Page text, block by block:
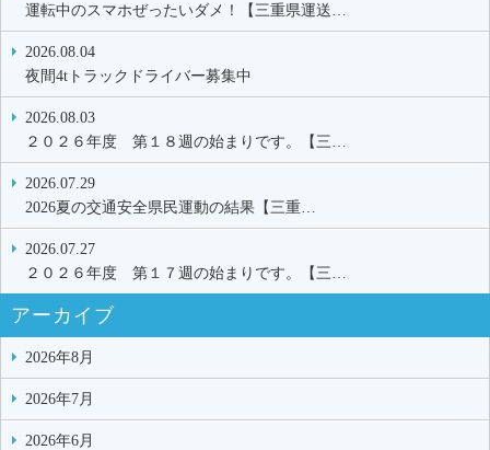
運転中のスマホぜったいダメ！【三重県運送…
2026.08.04
夜間4tトラックドライバー募集中
2026.08.03
２０２６年度 第１８週の始まりです。【三…
2026.07.29
2026夏の交通安全県民運動の結果【三重…
2026.07.27
２０２６年度 第１７週の始まりです。【三…
アーカイブ
2026年8月
2026年7月
2026年6月